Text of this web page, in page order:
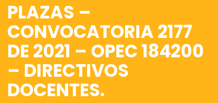
PLAZAS –
CONVOCATORIA 2177
DE 2021 – OPEC 184200
– DIRECTIVOS
DOCENTES.